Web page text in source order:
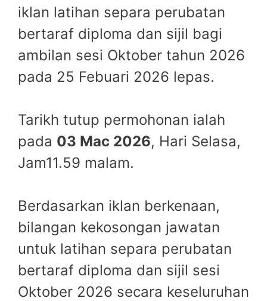
iklan latihan separa perubatan
bertaraf diploma dan sijil bagi
ambilan sesi Oktober tahun 2026
pada 25 Febuari 2026 lepas.
Tarikh tutup permohonan ialah
pada 03 Mac 2026, Hari Selasa,
Jam11.59 malam.
Berdasarkan iklan berkenaan,
bilangan kekosongan jawatan
untuk latihan separa perubatan
bertaraf diploma dan sijil sesi
Oktober 2026 secara keseluruhan